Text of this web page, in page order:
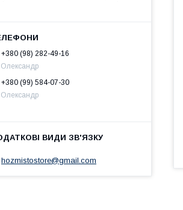
+380 (98) 282-49-16
Олександр
+380 (99) 584-07-30
Олександр
hozmistostore@gmail.com